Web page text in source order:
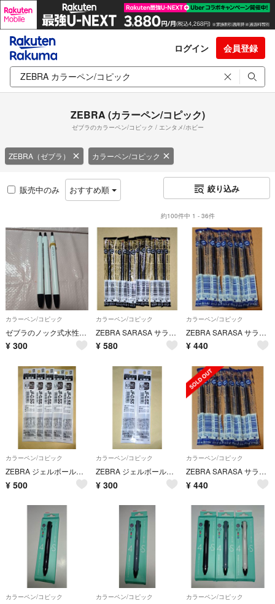
ログイン 会員登録
ZEBRA (カラーペン/コピック)
ゼブラのカラーペン/コピック / エンタメ/ホビー
ZEBRA（ゼブラ） カラーペン/コピック
販売中のみ おすすめ順 絞り込み
約100件中 1 - 36件
カラーペン/コピック
ゼブラのノック式水性カラーペン「クリッカート」黒色 ３本セット
¥ 300
カラーペン/コピック
ZEBRA SARASA サラサクリップ等替芯 ブラック（0.5）7本
¥ 580
カラーペン/コピック
ZEBRA SARASA サラサクリップ等替芯 ブルーブラック（0.5）5本
¥ 440
カラーペン/コピック
ZEBRA ジェルボールペン替芯 JF-0.5 セピアブラック 5本
¥ 500
カラーペン/コピック
ZEBRA ジェルボールペン替芯 JF-0.5 セピアブラック 2本
¥ 300
カラーペン/コピック
ZEBRA SARASA サラサクリップ等替芯 ブルーブラック（0.5）5本
¥ 440
カラーペン/コピック カラーペン/コピック カラーペン/コピック